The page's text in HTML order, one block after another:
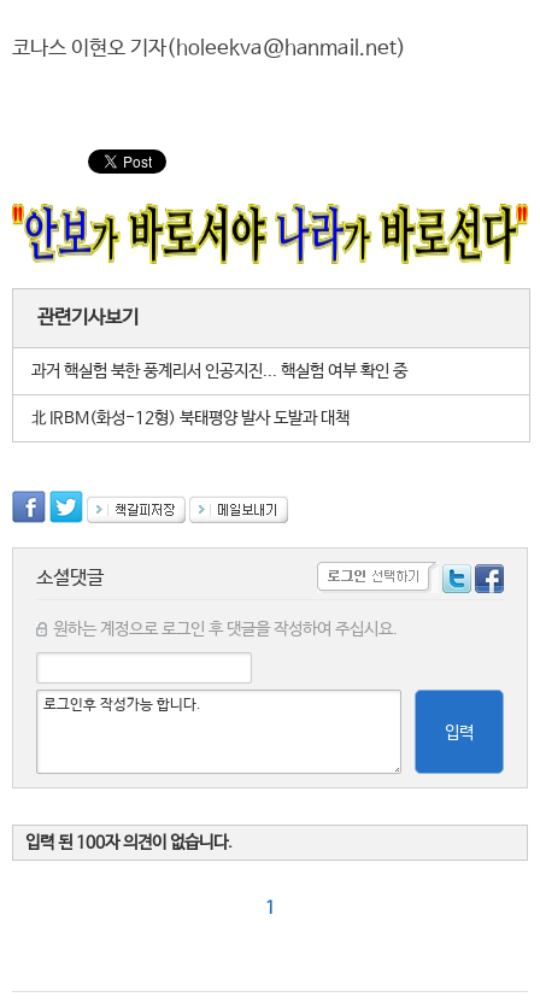
코나스 이현오 기자(holeekva@hanmail.net)
관련기사보기
과거 핵실험 북한 풍계리서 인공지진... 핵실험 여부 확인 중
北 IRBM(화성-12형) 북태평양 발사 도발과 대책
소셜댓글
원하는 계정으로 로그인 후 댓글을 작성하여 주십시요.
입력
입력 된 100자 의견이 없습니다.
1